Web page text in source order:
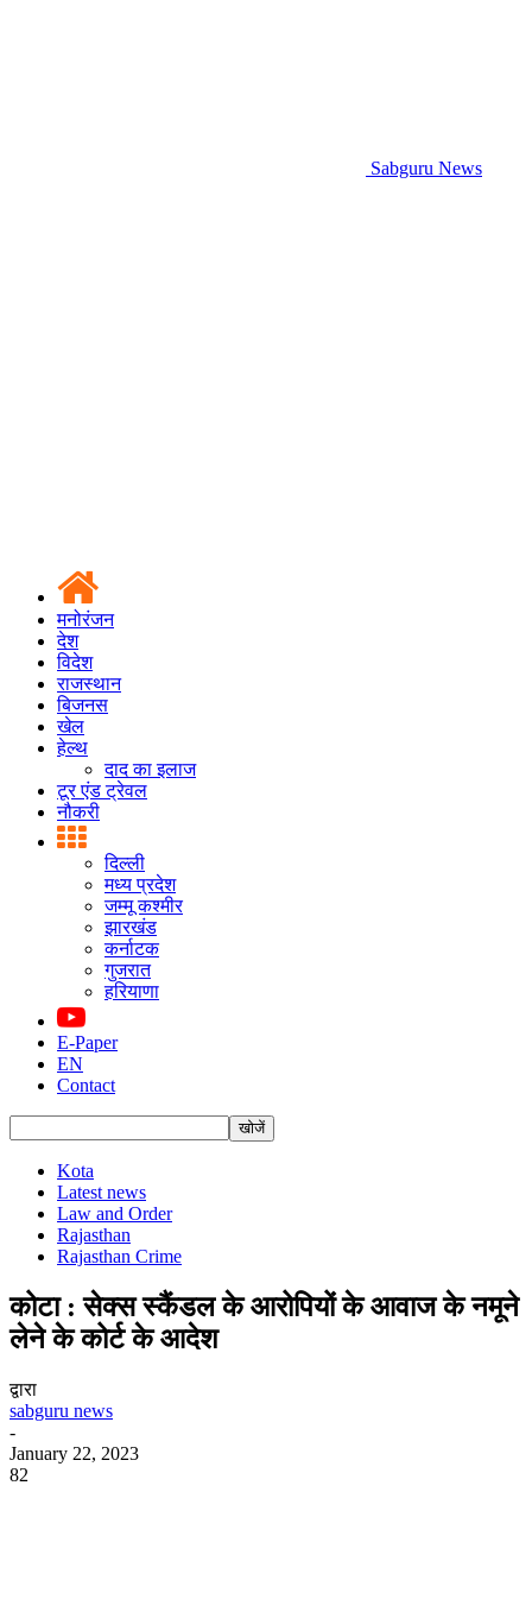
Sabguru News
मनोरंजन
देश
विदेश
राजस्थान
बिजनस
खेल
हेल्थ
दाद का इलाज
टूर एंड ट्रेवल
नौकरी
दिल्ली
मध्य प्रदेश
जम्मू कश्मीर
झारखंड
कर्नाटक
गुजरात
हरियाणा
E-Paper
EN
Contact
Kota
Latest news
Law and Order
Rajasthan
Rajasthan Crime
कोटा : सेक्स स्कैंडल के आरोपियों के आवाज के नमूने
लेने के कोर्ट के आदेश
द्वारा
sabguru news
-
January 22, 2023
82